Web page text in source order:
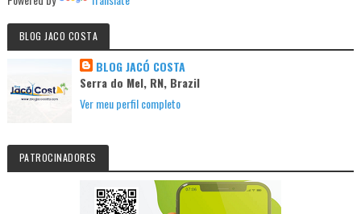
BLOG JACO COSTA
BLOG JACÓ COSTA
Serra do Mel, RN, Brazil
Ver meu perfil completo
PATROCINADORES